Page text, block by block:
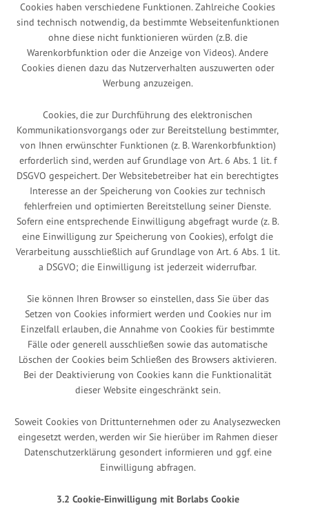
Cookies haben verschiedene Funktionen. Zahlreiche Cookies
sind technisch notwendig, da bestimmte Webseitenfunktionen
ohne diese nicht funktionieren würden (z.B. die
Warenkorbfunktion oder die Anzeige von Videos). Andere
Cookies dienen dazu das Nutzerverhalten auszuwerten oder
Werbung anzuzeigen.
Cookies, die zur Durchführung des elektronischen
Kommunikationsvorgangs oder zur Bereitstellung bestimmter,
von Ihnen erwünschter Funktionen (z. B. Warenkorbfunktion)
erforderlich sind, werden auf Grundlage von Art. 6 Abs. 1 lit. f
DSGVO gespeichert. Der Websitebetreiber hat ein berechtigtes
Interesse an der Speicherung von Cookies zur technisch
fehlerfreien und optimierten Bereitstellung seiner Dienste.
Sofern eine entsprechende Einwilligung abgefragt wurde (z. B.
eine Einwilligung zur Speicherung von Cookies), erfolgt die
Verarbeitung ausschließlich auf Grundlage von Art. 6 Abs. 1 lit.
a DSGVO; die Einwilligung ist jederzeit widerrufbar.
Sie können Ihren Browser so einstellen, dass Sie über das
Setzen von Cookies informiert werden und Cookies nur im
Einzelfall erlauben, die Annahme von Cookies für bestimmte
Fälle oder generell ausschließen sowie das automatische
Löschen der Cookies beim Schließen des Browsers aktivieren.
Bei der Deaktivierung von Cookies kann die Funktionalität
dieser Website eingeschränkt sein.
Soweit Cookies von Drittunternehmen oder zu Analysezwecken
eingesetzt werden, werden wir Sie hierüber im Rahmen dieser
Datenschutzerklärung gesondert informieren und ggf. eine
Einwilligung abfragen.
3.2 Cookie-Einwilligung mit Borlabs Cookie